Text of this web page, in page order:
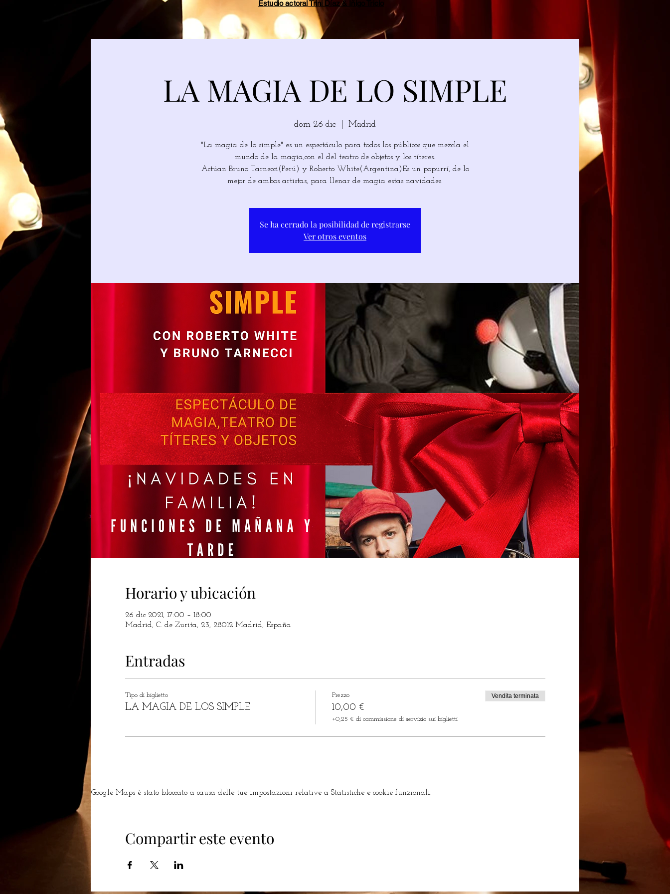
Estudio actoral Trini Díaz & Íñigo Tricio
LA MAGIA DE LO SIMPLE
dom 26 dic Madrid
"La magia de lo simple" es un espectáculo para todos los públicos que mezcla el
mundo de la magia,con el del teatro de objetos y los títeres.
Actúan Bruno Tarnecci(Perú) y Roberto White(Argentina)Es un popurrí, de lo
mejor de ambos artistas, para llenar de magia estas navidades.
Se ha cerrado la posibilidad de registrarse
Ver otros eventos
Horario y ubicación
26 dic 2021, 17:00 – 18:00
Madrid, C. de Zurita, 23, 28012 Madrid, España
Entradas
Tipo di biglietto
LA MAGIA DE LOS SIMPLE
Prezzo
10,00 €
+0,25 € di commissione di servizio sui biglietti
Vendita terminata
Google Maps è stato bloccato a causa delle tue impostazioni relative a Statistiche e cookie funzionali.
Compartir este evento